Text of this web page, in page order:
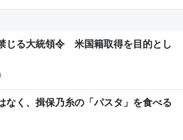
じる大統領令 米国籍取得を目的とし
なく、揖保乃糸の「パスタ」を食べる